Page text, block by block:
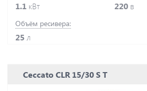
1.1 кВт 220 в
Объём ресивера:
25 л
Ceccato CLR 15/30 S T